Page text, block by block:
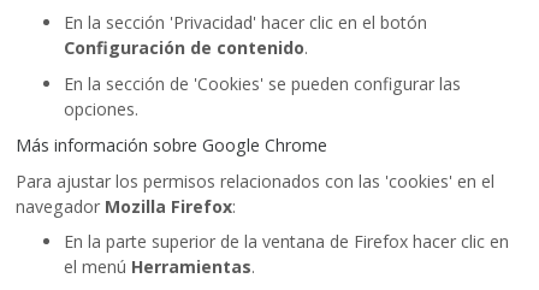
En la sección 'Privacidad' hacer clic en el botón
Configuración de contenido.
En la sección de 'Cookies' se pueden configurar las
opciones.
Más información sobre Google Chrome
Para ajustar los permisos relacionados con las 'cookies' en el
navegador Mozilla Firefox:
En la parte superior de la ventana de Firefox hacer clic en
el menú Herramientas.